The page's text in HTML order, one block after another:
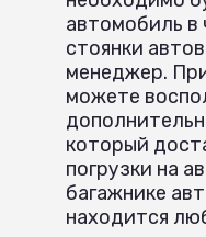
автомобиль в
стоянки
менеджер.
можете
который
погрузки на
багажнике
находится